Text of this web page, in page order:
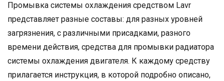
Промывка системы охлаждения средством Lavr
представляет разные составы: для разных уровней
загрязнения, с различными присадками, разного
времени действия, средства для промывки радиатора
системы охлаждения двигателя. К каждому средству
прилагается инструкция, в которой подробно описано,